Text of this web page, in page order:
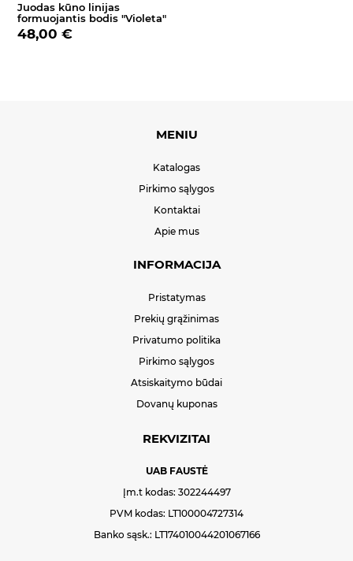
Juodas kūno linijas
formuojantis bodis "Violeta"
48,00 €
MENIU
Katalogas
Pirkimo sąlygos
Kontaktai
Apie mus
INFORMACIJA
Pristatymas
Prekių grąžinimas
Privatumo politika
Pirkimo sąlygos
Atsiskaitymo būdai
Dovanų kuponas
REKVIZITAI
UAB FAUSTĖ
Įm.t kodas: 302244497
PVM kodas: LT100004727314
Banko sąsk.: LT174010044201067166